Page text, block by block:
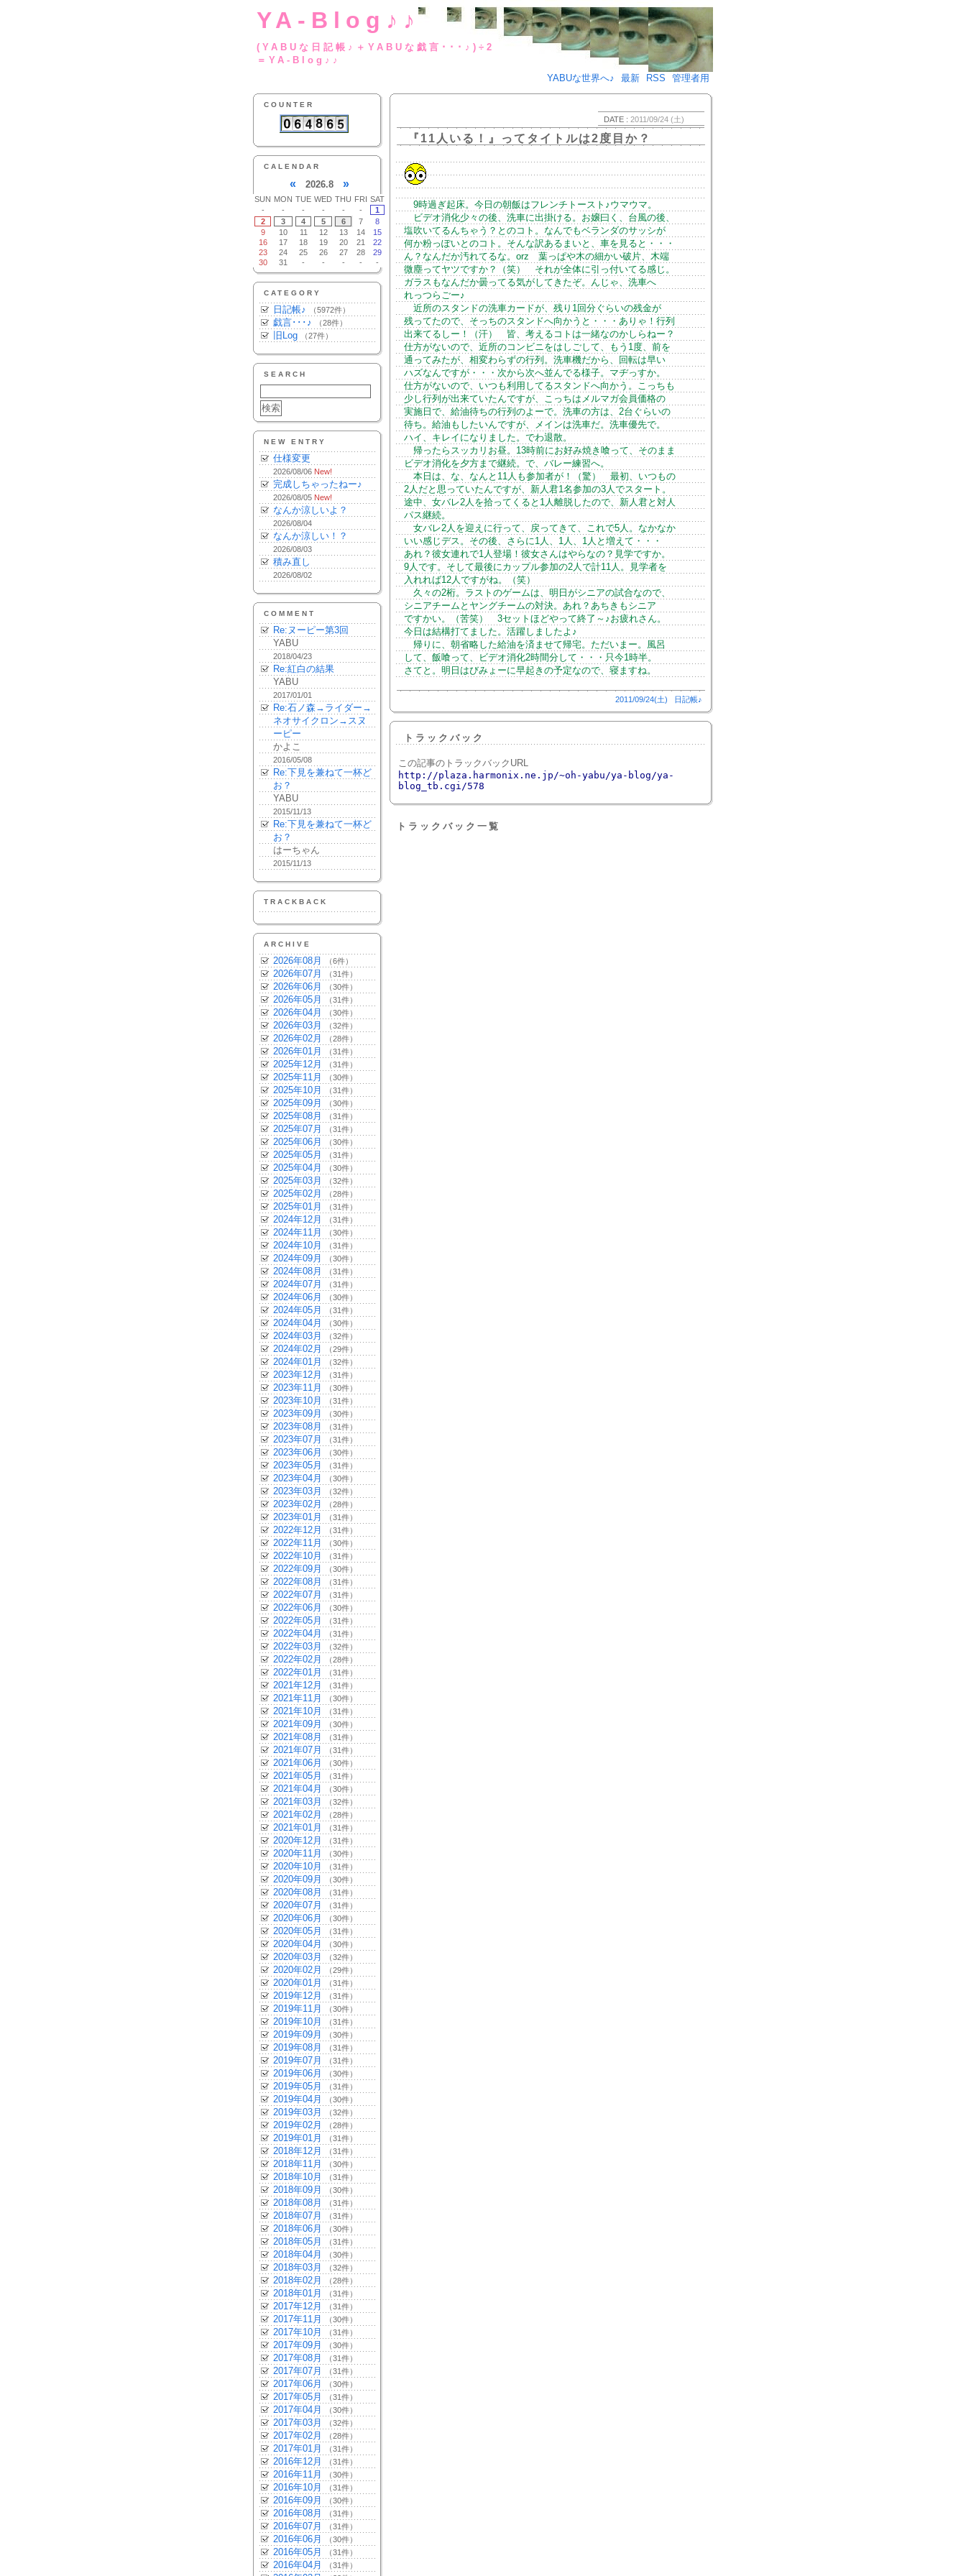
YA-Blog♪♪
(YABUな日記帳♪＋YABUな戯言･･･♪)÷2
＝YA-Blog♪♪
YABUな世界へ♪
最新 RSS 管理者用
COUNTER
CALENDAR
« 2026.8 »
SUN MON TUE WED THU FRI SAT
-
- - - - -
1
2
3 4 5 6 7
8
9
10 11 12 13 14
15
16
17 18 19 20 21
22
23
24 25 26 27 28
29
30
31 - - - - -
CATEGORY
日記帳♪ （5972件）
戯言･･･♪ （28件）
旧Log （27件）
SEARCH
NEW ENTRY
仕様変更
2026/08/06 New!
完成しちゃったねー♪
2026/08/05 New!
なんか涼しいよ？
2026/08/04
なんか涼しい！？
2026/08/03
積み直し
2026/08/02
COMMENT
Re:ヌーピー第3回
YABU
2018/04/23
Re:紅白の結果
YABU
2017/01/01
Re:石ノ森→ライダー→
ネオサイクロン→スヌ
ーピー
かよこ
2016/05/08
Re:下見を兼ねて一杯ど
お？
YABU
2015/11/13
Re:下見を兼ねて一杯ど
お？
はーちゃん
2015/11/13
TRACKBACK
ARCHIVE
2026年08月 （6件）
2026年07月 （31件）
2026年06月 （30件）
2026年05月 （31件）
2026年04月 （30件）
2026年03月 （32件）
2026年02月 （28件）
2026年01月 （31件）
2025年12月 （31件）
2025年11月 （30件）
2025年10月 （31件）
2025年09月 （30件）
2025年08月 （31件）
2025年07月 （31件）
2025年06月 （30件）
2025年05月 （31件）
2025年04月 （30件）
2025年03月 （32件）
2025年02月 （28件）
2025年01月 （31件）
2024年12月 （31件）
2024年11月 （30件）
2024年10月 （31件）
2024年09月 （30件）
2024年08月 （31件）
2024年07月 （31件）
2024年06月 （30件）
2024年05月 （31件）
2024年04月 （30件）
2024年03月 （32件）
2024年02月 （29件）
2024年01月 （32件）
2023年12月 （31件）
2023年11月 （30件）
2023年10月 （31件）
2023年09月 （30件）
2023年08月 （31件）
2023年07月 （31件）
2023年06月 （30件）
2023年05月 （31件）
2023年04月 （30件）
2023年03月 （32件）
2023年02月 （28件）
2023年01月 （31件）
2022年12月 （31件）
2022年11月 （30件）
2022年10月 （31件）
2022年09月 （30件）
2022年08月 （31件）
2022年07月 （31件）
2022年06月 （30件）
2022年05月 （31件）
2022年04月 （31件）
2022年03月 （32件）
2022年02月 （28件）
2022年01月 （31件）
2021年12月 （31件）
2021年11月 （30件）
2021年10月 （31件）
2021年09月 （30件）
2021年08月 （31件）
2021年07月 （31件）
2021年06月 （30件）
2021年05月 （31件）
2021年04月 （30件）
2021年03月 （32件）
2021年02月 （28件）
2021年01月 （31件）
2020年12月 （31件）
2020年11月 （30件）
2020年10月 （31件）
2020年09月 （30件）
2020年08月 （31件）
2020年07月 （31件）
2020年06月 （30件）
2020年05月 （31件）
2020年04月 （30件）
2020年03月 （32件）
2020年02月 （29件）
2020年01月 （31件）
2019年12月 （31件）
2019年11月 （30件）
2019年10月 （31件）
2019年09月 （30件）
2019年08月 （31件）
2019年07月 （31件）
2019年06月 （30件）
2019年05月 （31件）
2019年04月 （30件）
2019年03月 （32件）
2019年02月 （28件）
2019年01月 （31件）
2018年12月 （31件）
2018年11月 （30件）
2018年10月 （31件）
2018年09月 （30件）
2018年08月 （31件）
2018年07月 （31件）
2018年06月 （30件）
2018年05月 （31件）
2018年04月 （30件）
2018年03月 （32件）
2018年02月 （28件）
2018年01月 （31件）
2017年12月 （31件）
2017年11月 （30件）
2017年10月 （31件）
2017年09月 （30件）
2017年08月 （31件）
2017年07月 （31件）
2017年06月 （30件）
2017年05月 （31件）
2017年04月 （30件）
2017年03月 （32件）
2017年02月 （28件）
2017年01月 （31件）
2016年12月 （31件）
2016年11月 （30件）
2016年10月 （31件）
2016年09月 （30件）
2016年08月 （31件）
2016年07月 （31件）
2016年06月 （30件）
2016年05月 （31件）
2016年04月 （31件）
DATE : 2011/09/24 (土)
『11人いる！』ってタイトルは2度目か？
9時過ぎ起床。今日の朝飯はフレンチトースト♪ウマウマ。
ビデオ消化少々の後、洗車に出掛ける。お嬢曰く、台風の後、
塩吹いてるんちゃう？とのコト。なんでもベランダのサッシが
何か粉っぽいとのコト。そんな訳あるまいと、車を見ると・・・
ん？なんだか汚れてるな。orz 葉っぱや木の細かい破片、木端
微塵ってヤツですか？（笑） それが全体に引っ付いてる感じ。
ガラスもなんだか曇ってる気がしてきたぞ。んじゃ、洗車へ
れっつらごー♪
近所のスタンドの洗車カードが、残り1回分ぐらいの残金が
残ってたので、そっちのスタンドへ向かうと・・・ありゃ！行列
出来てるしー！（汗） 皆、考えるコトは一緒なのかしらねー？
仕方がないので、近所のコンビニをはしごして、もう1度、前を
通ってみたが、相変わらずの行列。洗車機だから、回転は早い
ハズなんですが・・・次から次へ並んでる様子。マヂっすか。
仕方がないので、いつも利用してるスタンドへ向かう。こっちも
少し行列が出来ていたんですが、こっちはメルマガ会員価格の
実施日で、給油待ちの行列のよーで。洗車の方は、2台ぐらいの
待ち。給油もしたいんですが、メインは洗車だ。洗車優先で。
ハイ、キレイになりました。でわ退散。
帰ったらスッカリお昼。13時前にお好み焼き喰って、そのまま
ビデオ消化を夕方まで継続。で、バレー練習へ。
本日は、な、なんと11人も参加者が！（驚） 最初、いつもの
2人だと思っていたんですが、新人君1名参加の3人でスタート。
途中、女バレ2人を拾ってくると1人離脱したので、新人君と対人
パス継続。
女バレ2人を迎えに行って、戻ってきて、これで5人。なかなか
いい感じデス。その後、さらに1人、1人、1人と増えて・・・
あれ？彼女連れで1人登場！彼女さんはやらなの？見学ですか。
9人です。そして最後にカップル参加の2人で計11人。見学者を
入れれば12人ですがね。（笑）
久々の2桁。ラストのゲームは、明日がシニアの試合なので、
シニアチームとヤングチームの対決。あれ？あちきもシニア
ですかい。（苦笑） 3セットほどやって終了～♪お疲れさん。
今日は結構打てました。活躍しましたよ♪
帰りに、朝省略した給油を済ませて帰宅。ただいまー。風呂
して、飯喰って、ビデオ消化2時間分して・・・只今1時半。
さてと。明日はびみょーに早起きの予定なので、寝ますね。
2011/09/24(土) 日記帳♪
トラックバック
この記事のトラックバックURL
http://plaza.harmonix.ne.jp/~oh-yabu/ya-blog/ya-
blog_tb.cgi/578
トラックバック一覧